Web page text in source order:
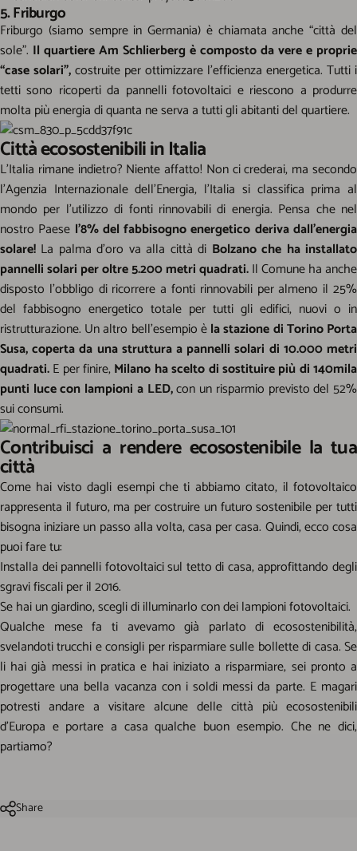
5. Friburgo
Friburgo (siamo sempre in Germania) è chiamata anche “città del
sole”. Il quartiere Am Schlierberg è composto da vere e proprie
“case solari”,costruite per ottimizzare l’efficienza energetica. Tutti i
tetti sono ricoperti da pannelli fotovoltaici e riescono a produrre
molta più energia di quanta ne serva a tutti gli abitanti del quartiere.
Città ecosostenibili in Italia
L’Italia rimane indietro? Niente affatto! Non ci crederai, ma secondo
l’Agenzia Internazionale dell’Energia, l’Italia si classifica prima al
mondo per l’utilizzo di fonti rinnovabili di energia. Pensa che nel
nostro Paese l’8% del fabbisogno energetico deriva dall’energia
solare! La palma d’oro va alla città di Bolzano che ha installato
pannelli solari per oltre 5.200 metri quadrati.Il Comune ha anche
disposto l’obbligo di ricorrere a fonti rinnovabili per almeno il 25%
del fabbisogno energetico totale per tutti gli edifici, nuovi o in
ristrutturazione. Un altro bell’esempio èla stazione di Torino Porta
Susa, coperta da una struttura a pannelli solari di 10.000 metri
quadrati.E per finire,Milano ha scelto di sostituire più di 140mila
punti luce con lampioni a LED,con un risparmio previsto del 52%
sui consumi.
Contribuisci a rendere ecosostenibile la tua
città
Come hai visto dagli esempi che ti abbiamo citato, il fotovoltaico
rappresenta il futuro, ma per costruire un futuro sostenibile per tutti
bisogna iniziare un passo alla volta, casa per casa. Quindi, ecco cosa
puoi fare tu:
Installa dei pannelli fotovoltaici sul tetto di casa, approfittando degli
sgravi fiscali per il 2016.
Se hai ungiardino, scegli di illuminarlo con deilampioni fotovoltaici.
Qualche mese fa ti avevamo già parlato di ecosostenibilità,
svelandotitrucchi e consigli per risparmiare sulle bollette di casa. Se
li hai già messi in pratica e hai iniziato a risparmiare, sei pronto a
progettare una bella vacanza con i soldi messi da parte. E magari
potresti andare a visitare alcune delle città più ecosostenibili
d’Europa e portare a casa qualche buon esempio. Che ne dici,
partiamo?
Share